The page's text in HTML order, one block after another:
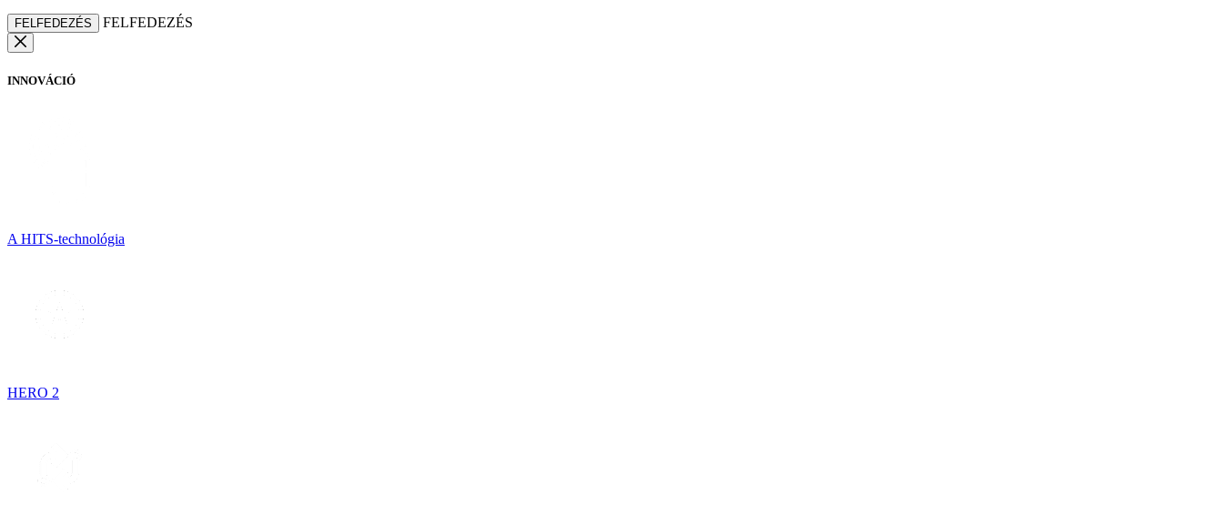
FELFEDEZÉS FELFEDEZÉS
INNOVÁCIÓ
A HITS-technológia
HERO 2